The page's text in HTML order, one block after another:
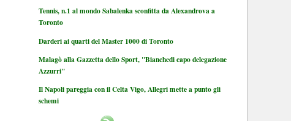
Tennis, n.1 al mondo Sabalenka sconfitta da Alexandrova a
Toronto
Darderi ai quarti del Master 1000 di Toronto
Malagò alla Gazzetta dello Sport, "Bianchedi capo delegazione
Azzurri"
Il Napoli pareggia con il Celta Vigo, Allegri mette a punto gli
schemi